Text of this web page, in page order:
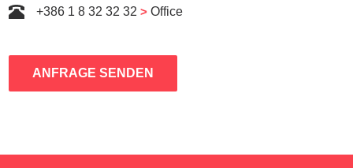
+386 1 8 32 32 32> Office
ANFRAGE SENDEN